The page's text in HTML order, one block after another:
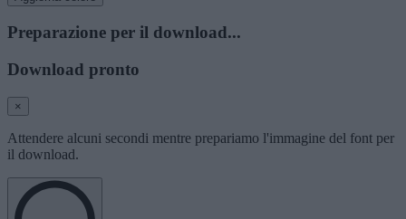
Preparazione per il download...
Download pronto
×
Attendere alcuni secondi mentre prepariamo l'immagine del font per
il download.